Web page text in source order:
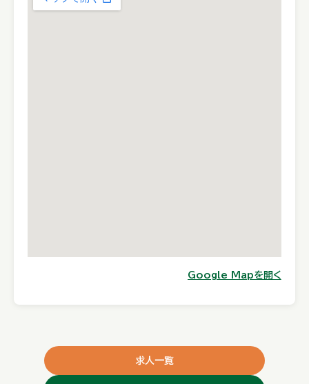
Google Mapを開く
求人一覧